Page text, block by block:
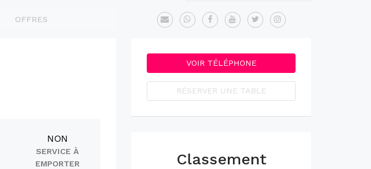
OFFRES
NON
SERVICE À
EMPORTER
VOIR TÉLÉPHONE
RÉSERVER UNE TABLE
Classement